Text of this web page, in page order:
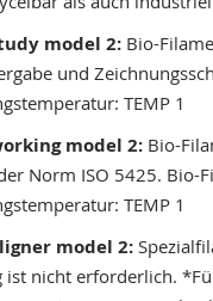
model 2: Bio-
und
TEMP 1
model 2: Bio-
Norm ISO 5425. Bio-
TEMP 1
model 2:
ist nicht erforderlich.